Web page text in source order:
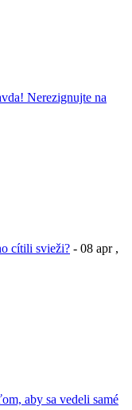
Nerezignujte na
cítili svieži? - 08 apr ,
aby sa vedeli samé